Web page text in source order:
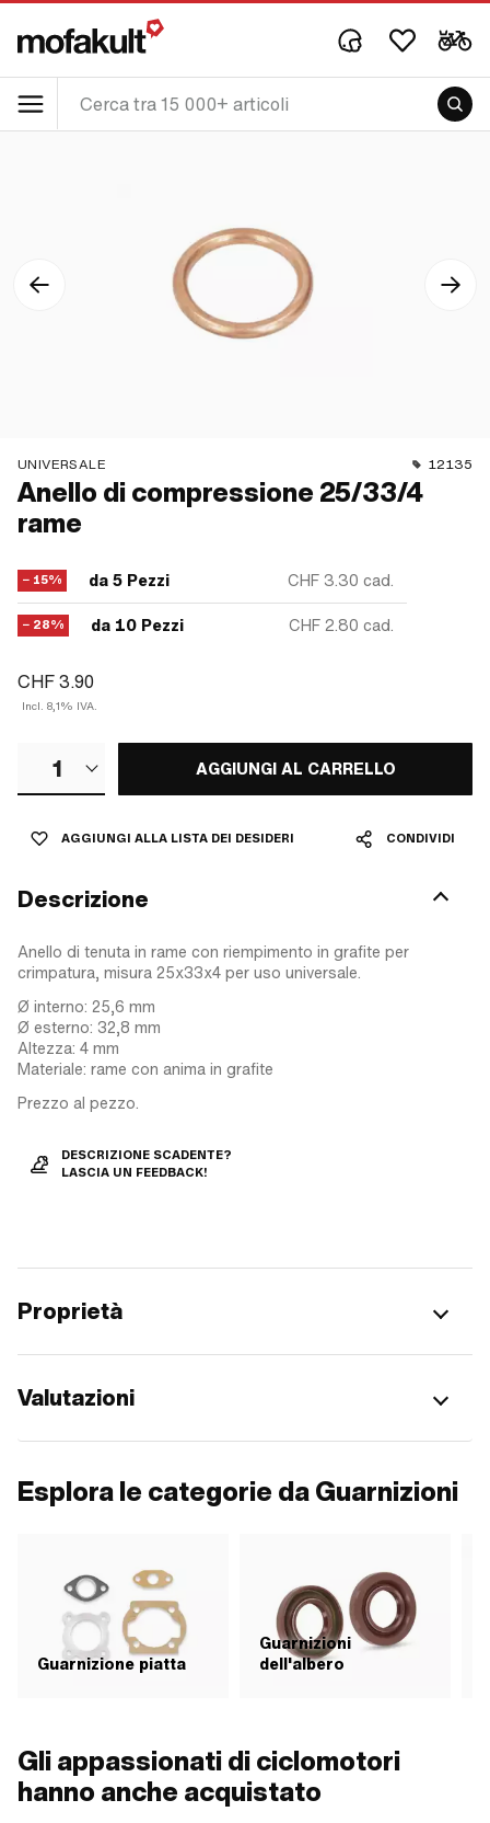
UNIVERSALE 12135
Anello di compressione 25/33/4
rame
− 15% da 5 Pezzi CHF 3.30 cad.
− 28% da 10 Pezzi CHF 2.80 cad.
CHF 3.90
Incl. 8,1% IVA.
1 AGGIUNGI AL CARRELLO
AGGIUNGI ALLA LISTA DEI DESIDERI CONDIVIDI
Descrizione
Anello di tenuta in rame con riempimento in grafite per
crimpatura, misura 25x33x4 per uso universale.
Ø interno: 25,6 mm
Ø esterno: 32,8 mm
Altezza: 4 mm
Materiale: rame con anima in grafite
Prezzo al pezzo.
DESCRIZIONE SCADENTE?
LASCIA UN FEEDBACK!
Proprietà
Valutazioni
Esplora le categorie da Guarnizioni
Guarnizione piatta
Guarnizioni
dell'albero
Gli appassionati di ciclomotori
hanno anche acquistato